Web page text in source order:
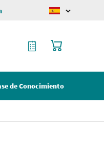
Change
Mi cesta
Mi Cotización
de Conocimiento